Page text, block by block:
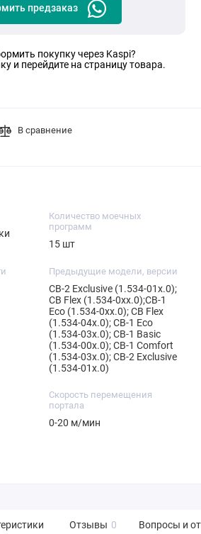
предзаказ
покупку через Kaspi?
и перейдите на страницу товара.
В сравнение
Количество моечных
программ
15 шт
Предыдущие модели, версии
CB-2 Exclusive (1.534-01x.0);
CB Flex (1.534-0хx.0);CB-1
Eco (1.534-0xx.0); CB Flex
(1.534-04x.0); CB-1 Eco
(1.534-03x.0); СВ-1 Basic
(1.534-00x.0); СB-1 Comfort
(1.534-03x.0); CB-2 Exclusive
(1.534-01х.0)
Скорость перемещения
портала
0-20 м/мин
Отзывы 0 Вопросы и